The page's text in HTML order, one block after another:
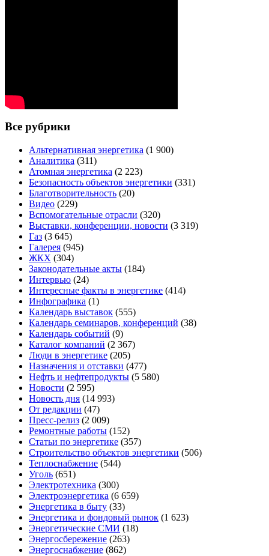
Все рубрики
Альтернативная энергетика (1 900)
Аналитика (311)
Атомная энергетика (2 223)
Безопасность объектов энергетики (331)
Благотворительность (20)
Видео (229)
Вспомогательные отрасли (320)
Выставки, конференции, новости (3 319)
Газ (3 645)
Галерея (945)
ЖКХ (304)
Законодательные акты (184)
Интервью (24)
Интересные факты в энергетике (414)
Инфографика (1)
Календарь выставок (555)
Календарь семинаров, конференций (38)
Календарь событий (9)
Каталог компаний (2 367)
Люди в энергетике (205)
Назначения и отставки (477)
Нефть и нефтепродукты (5 580)
Новости (2 595)
Новость дня (14 993)
От редакции (47)
Пресс-релиз (2 009)
Ремонтные работы (152)
Статьи по энергетике (357)
Строительство объектов энергетики (506)
Теплоснабжение (544)
Уголь (651)
Электротехника (300)
Электроэнергетика (6 659)
Энергетика в быту (33)
Энергетика и фондовый рынок (1 623)
Энергетические СМИ (18)
Энергосбережение (263)
Энергоснабжение (862)